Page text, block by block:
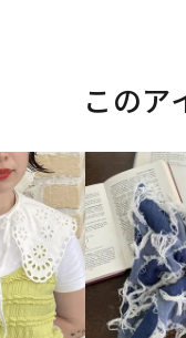
このア